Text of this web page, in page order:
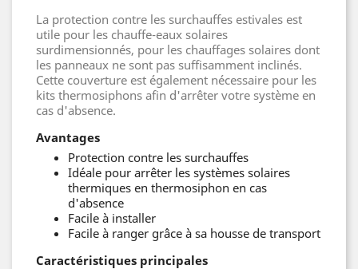
La protection contre les surchauffes estivales est
utile pour les chauffe-eaux solaires
surdimensionnés, pour les chauffages solaires dont
les panneaux ne sont pas suffisamment inclinés.
Cette couverture est également nécessaire pour les
kits thermosiphons afin d'arrêter votre système en
cas d'absence.
Avantages
Protection contre les surchauffes
Idéale pour arrêter les systèmes solaires
thermiques en thermosiphon en cas
d'absence
Facile à installer
Facile à ranger grâce à sa housse de transport
Caractéristiques principales